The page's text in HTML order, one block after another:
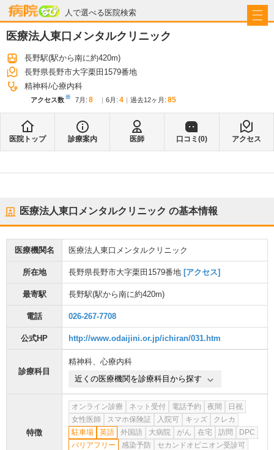
人で選べる医院検索
病院なび
医療法人東口メンタルクリニック
長野駅(駅から南に約420m)
長野県長野市大字栗田1579番地
精神科 心療内科
アクセス数※ 7月 : 8 6月 : 4 過去12ヶ月: 85
医院トップ 診療案内 医師 口コミ(0) アクセス
医療法人東口メンタルクリニック の基本情報
医療機関名 医療法人東口メンタルクリニック
所在地 長野県長野市大字栗田1579番地 [アクセス]
最寄駅 長野駅(駅から南に約420m)
電話 026-267-7708
公式HP http://www.odaijini.or.jp/ichiran/031.htm
診療科目
精神科、 心療内科
近くの医療機関を診療科目から探す
特徴
オンライン診療 ネット受付 電話予約 夜間
日祝
女性医師
スマホ保険証 入院可 キッズ
クレカ
駐車場
英語 外国語 大病院 がん 在宅 訪問
DPC
バリアフリー
感染予防
セカンドオピニオン受診可